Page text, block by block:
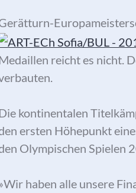
reicht es nicht.
kontinentalen
ersten Höhepunkt
Olympischen Spielen
haben alle unsere